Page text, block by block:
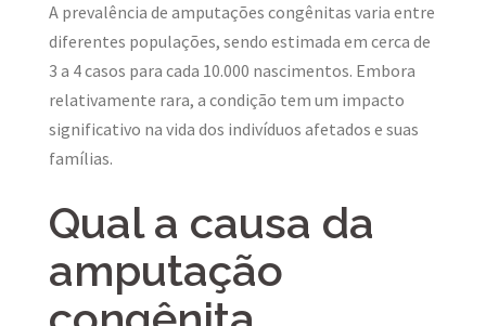
A prevalência de amputações congênitas varia entre
diferentes populações, sendo estimada em cerca de
3 a 4 casos para cada 10.000 nascimentos. Embora
relativamente rara, a condição tem um impacto
significativo na vida dos indivíduos afetados e suas
famílias.
Qual a causa da
amputação